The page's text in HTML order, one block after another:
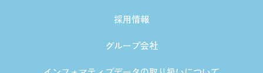
採用情報
グループ会社